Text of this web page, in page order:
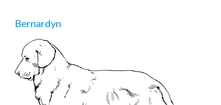
Bernardyn